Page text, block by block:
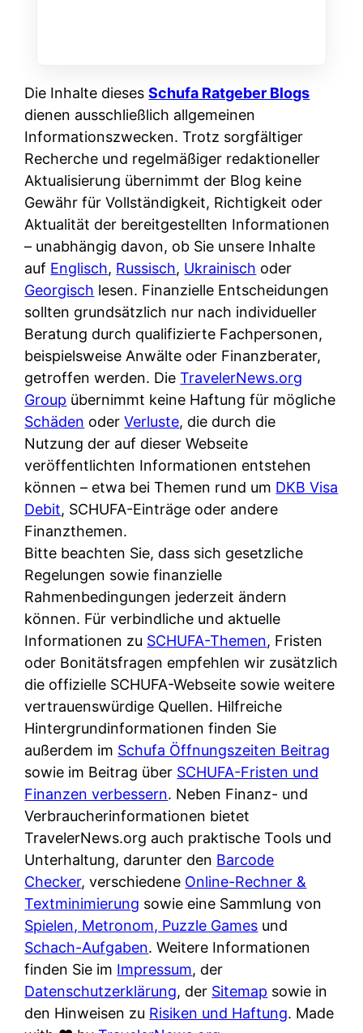
h
i
e
r
e
n
r
u
s
s
i
s
c
h
e
B
a
n
k
k
a
r
t
e
n
M
I
R
?
W
t
i
r
k
c
k
o
t
n
o
u
w
i
t
e
e
t
s
i
e
n
d
e
r
S
c
h
u
t
z
d
e
r
F
i
r
m
a
a
m
p
r
i
v
a
t
e
n
K
ü
c
h
e
n
t
i
s
c
h
e
n
d
e
Die Inhalte diesesSchufa Ratgeber Blogs
dienen ausschließlich allgemeinen
Informationszwecken. Trotz sorgfältiger
Recherche und regelmäßiger redaktioneller
Aktualisierung übernimmt der Blog keine
Gewähr für Vollständigkeit, Richtigkeit oder
Aktualität der bereitgestellten Informationen
– unabhängig davon, ob Sie unsere Inhalte
auf Englisch, Russisch, Ukrainisch oder
Georgisch lesen. Finanzielle Entscheidungen
sollten grundsätzlich nur nach individueller
Beratung durch qualifizierte Fachpersonen,
beispielsweise Anwälte oder Finanzberater,
getroffen werden. DieTravelerNews.org
Group übernimmt keine Haftung für mögliche
Schäden oderVerluste, die durch die
Nutzung der auf dieser Webseite
veröffentlichten Informationen entstehen
können – etwa bei Themen rund um DKB Visa
Debit, SCHUFA-Einträge oder andere
Finanzthemen.
Bitte beachten Sie, dass sich gesetzliche
Regelungen sowie finanzielle
Rahmenbedingungen jederzeit ändern
können. Für verbindliche und aktuelle
Informationen zu SCHUFA-Themen, Fristen
oder Bonitätsfragen empfehlen wir zusätzlich
die offizielle SCHUFA-Webseite sowie weitere
vertrauenswürdige Quellen. Hilfreiche
Hintergrundinformationen finden Sie
außerdem im Schufa Öffnungszeiten Beitrag
sowie im Beitrag über SCHUFA-Fristen und
Finanzen verbessern. Neben Finanz- und
Verbraucherinformationen bietet
TravelerNews.org auch praktische Tools und
Unterhaltung, darunter den Barcode
Checker, verschiedene Online-Rechner &
Textminimierung sowie eine Sammlung von
Spielen, Metronom, Puzzle Games und
Schach-Aufgaben. Weitere Informationen
finden Sie im Impressum, der
Datenschutzerklärung, der Sitemap sowie in
den Hinweisen zu Risiken und Haftung. Made